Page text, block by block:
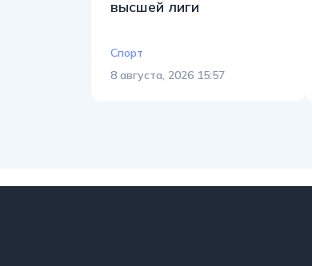
высшей лиги
Спорт
8 августа, 2026 15:57